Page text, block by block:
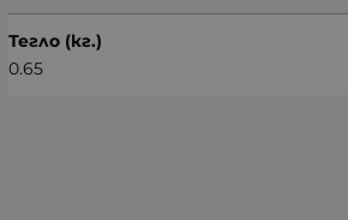
Тегло (кг.)
0.65